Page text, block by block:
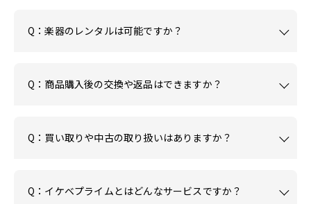
Q：楽器のレンタルは可能ですか？
Q：商品購入後の交換や返品はできますか？
Q：買い取りや中古の取り扱いはありますか？
Q：イケベプライムとはどんなサービスですか？